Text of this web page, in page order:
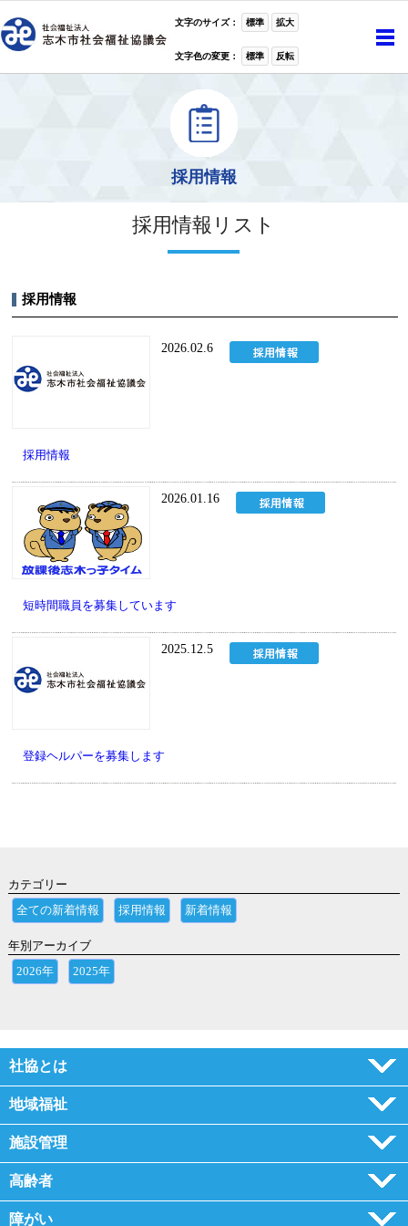
文字のサイズ： 標準 拡大
文字色の変更： 標準 反転
採用情報
採用情報リスト
採用情報
2026.02.6
採用情報
2026.01.16
短時間職員を募集しています
2025.12.5
登録ヘルパーを募集します
カテゴリー
全ての新着情報
採用情報 新着情報
年別アーカイブ
2026年
2025年
社協とは
地域福祉
施設管理
高齢者
障がい